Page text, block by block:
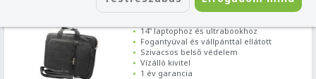
Stride Impact Laptop táska 14" -
Fekete
14" laptophoz és ultrabookhoz
Fogantyúval és vállpánttal ellátott
Szivacsos belső védelem
Vízálló kivitel
1 év garancia